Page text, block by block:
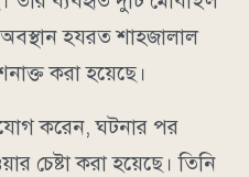
হযরত শাহজালাল
করা হয়েছে।
করেন, ঘটনার পর
চেষ্টা করা হয়েছে। তিনি